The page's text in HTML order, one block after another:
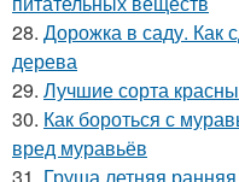
28. Дорожка в саду. Как
дерева
29. Лучшие сорта
30. Как бороться с
вред муравьёв